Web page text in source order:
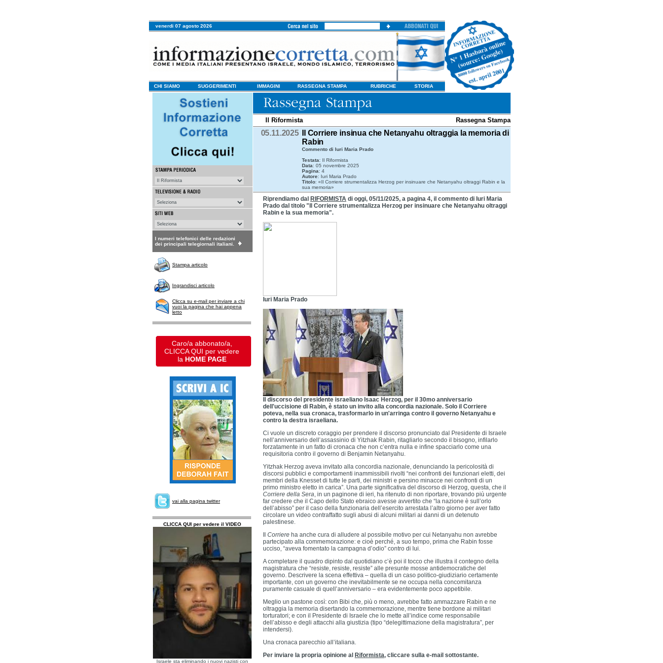
venerdi 07 agosto 2026
CHI SIAMO SUGGERIMENTI IMMAGINI RASSEGNA STAMPA RUBRICHE STORIA
I numeri telefonici delle redazioni
dei principali telegiornali italiani.
Stampa articolo
Ingrandisci articolo
Clicca su e-mail per inviare a chi
vuoi la pagina che hai appena
letto
Caro/a abbonato/a,
CLICCA QUI per vedere
la HOME PAGE
vai alla pagina twitter
CLICCA QUI per vedere il VIDEO
Israele sta eliminando i nuovi nazisti con
Il Riformista Rassegna Stampa
05.11.2025
Il Corriere insinua che Netanyahu oltraggia la memoria di
Rabin
Commento di Iuri Maria Prado
Testata: Il Riformista
Data: 05 novembre 2025
Pagina: 4
Autore: Iuri Maria Prado
Titolo: «Il Corriere strumentalizza Herzog per insinuare che Netanyahu oltraggi Rabin e la
sua memoria»
Riprendiamo dal RIFORMISTA di oggi, 05/11/2025, a pagina 4, il commento di Iuri Maria
Prado dal titolo "Il Corriere strumentalizza Herzog per insinuare che Netanyahu oltraggi
Rabin e la sua memoria".
Iuri Maria Prado
Il discorso del presidente israeliano Isaac Herzog, per il 30mo anniversario
dell'uccisione di Rabin, è stato un invito alla concordia nazionale. Solo il Corriere
poteva, nella sua cronaca, trasformarlo in un'arringa contro il governo Netanyahu e
contro la destra israeliana.
Ci vuole un discreto coraggio per prendere il discorso pronunciato dal Presidente di Israele
nell’anniversario dell’assassinio di Yitzhak Rabin, ritagliarlo secondo il bisogno, infilarlo
forzatamente in un fatto di cronaca che non c’entra nulla e infine spacciarlo come una
requisitoria contro il governo di Benjamin Netanyahu.
Yitzhak Herzog aveva invitato alla concordia nazionale, denunciando la pericolosità di
discorsi pubblici e comportamenti inammissibili rivolti “nei confronti dei funzionari eletti, dei
membri della Knesset di tutte le parti, dei ministri e persino minacce nei confronti di un
primo ministro eletto in carica”. Una parte significativa del discorso di Herzog, questa, che il
Corriere della Sera, in un paginone di ieri, ha ritenuto di non riportare, trovando più urgente
far credere che il Capo dello Stato ebraico avesse avvertito che “la nazione è sull’orlo
dell’abisso” per il caso della funzionaria dell’esercito arrestata l’altro giorno per aver fatto
circolare un video contraffatto sugli abusi di alcuni militari ai danni di un detenuto
palestinese.
Corriere ha anche cura di alludere al possibile motivo per cui Netanyahu non avrebbe
partecipato alla commemorazione: e cioè perché, a suo tempo, prima che Rabin fosse
ucciso, “aveva fomentato la campagna d’odio” contro di lui.
A completare il quadro dipinto dal quotidiano c’è poi il tocco che illustra il contegno della
magistratura che “resiste, resiste, resiste” alle presunte mosse antidemocratiche del
governo. Descrivere la scena effettiva – quella di un caso politico-giudiziario certamente
importante, con un governo che inevitabilmente se ne occupa nella concomitanza
puramente casuale di quell’anniversario – era evidentemente poco appetibile.
Meglio un pastone così: con Bibi che, più o meno, avrebbe fatto ammazzare Rabin e ne
oltraggia la memoria disertando la commemorazione, mentre tiene bordone ai militari
torturatori; e con il Presidente di Israele che lo mette all’indice come responsabile
dell’abisso e degli attacchi alla giustizia (tipo “delegittimazione della magistratura”, per
intendersi).
Una cronaca parecchio all’italiana.
Per inviare la propria opinione al Riformista, cliccare sulla e-mail sottostante.